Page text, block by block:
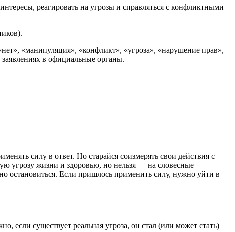
реагировать на угрозы и справляться с конфликтными
«манипуляция», «конфликт», «угроза», «нарушение прав»,
заявлениях в официальные органы.
силу в ответ. Но старайся соизмерять свои действия с
угрозу жизни и здоровью, но нельзя — на словесные
остановиться. Если пришлось применить силу, нужно уйти в
если существует реальная угроза, он стал (или может стать)